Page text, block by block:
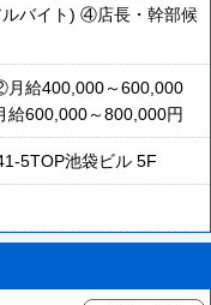
バイト) ④店長・幹部候
給400,000～600,000
600,000～800,000円
5TOP池袋ビル 5F